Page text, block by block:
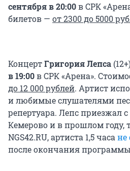
сентября в 20:00в СРК
билетов — от 2300 до 5000
КонцертГригория Лепса
в 19:00в СРК «Арена».
до 12 000рублей. Артист
и любимые слушателями
репертуара. Лепс приезжал
Кемерово и в прошлом году,
NGS42.RU, артиста 1,5 часа не
после окончания